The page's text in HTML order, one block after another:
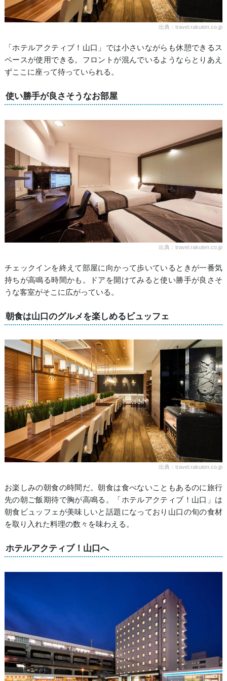
出典：travel.rakuten.co.jp
「ホテルアクティブ！山口」では小さいながらも休憩できるス
ペースが使用できる。フロントが混んでいるようならとりあえ
ずここに座って待っていられる。
使い勝手が良さそうなお部屋
出典：travel.rakuten.co.jp
チェックインを終えて部屋に向かって歩いているときが一番気
持ちが高鳴る時間かも。ドアを開けてみると使い勝手が良さそ
うな客室がそこに広がっている。
朝食は山口のグルメを楽しめるビュッフェ
出典：travel.rakuten.co.jp
お楽しみの朝食の時間だ。朝食は食べないこともあるのに旅行
先の朝ご飯期待で胸が高鳴る。「ホテルアクティブ！山口」は
朝食ビュッフェが美味しいと話題になっており山口の旬の食材
を取り入れた料理の数々を味わえる。
ホテルアクティブ！山口へ